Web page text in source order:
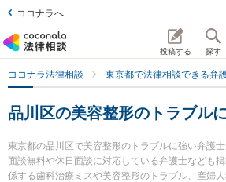
ココナラへ
投稿する 探す
ココナラ法律相談 東京都で法律相談できる弁
品川区の美容整形のトラブル
東京都の品川区で美容整形のトラブルに強い弁護
面談無料や休日面談に対応している弁護士なども
係する歯科治療ミスや美容整形のトラブル、産婦